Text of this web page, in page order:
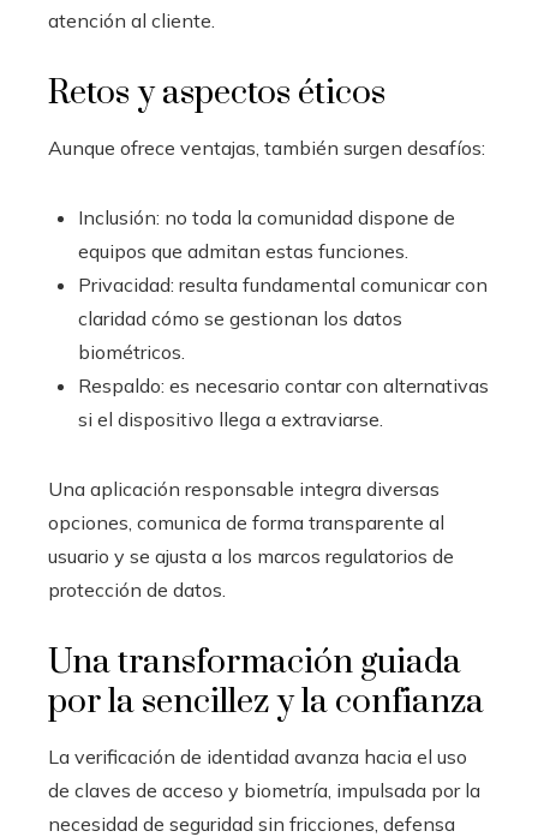
atención al cliente.
Retos y aspectos éticos
Aunque ofrece ventajas, también surgen desafíos:
Inclusión: no toda la comunidad dispone de
equipos que admitan estas funciones.
Privacidad: resulta fundamental comunicar con
claridad cómo se gestionan los datos
biométricos.
Respaldo: es necesario contar con alternativas
si el dispositivo llega a extraviarse.
Una aplicación responsable integra diversas
opciones, comunica de forma transparente al
usuario y se ajusta a los marcos regulatorios de
protección de datos.
Una transformación guiada
por la sencillez y la confianza
La verificación de identidad avanza hacia el uso
de claves de acceso y biometría, impulsada por la
necesidad de seguridad sin fricciones, defensa